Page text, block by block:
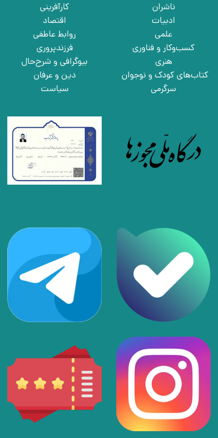
ناشران
ادبیات
علمی
کسب‌وکار و فناوری
هنری
کتاب‌های کودک و نوجوان
سرگرمی
کارآفرینی
اقتصاد
روابط عاطفی
فرزندپروری
بیوگرافی و شرح‌حال
دین و عرفان
سیاست